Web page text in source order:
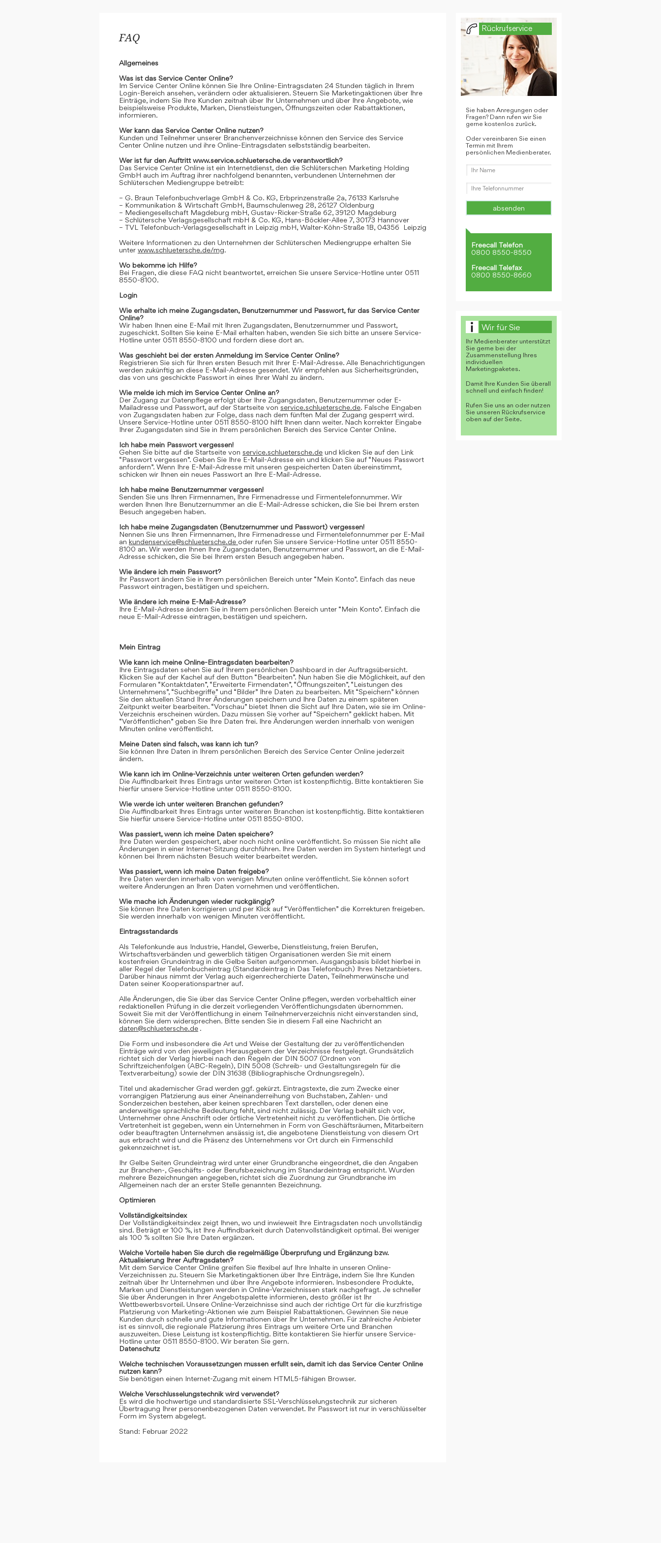
FAQ
Allgemeines
Was ist das Service Center Online?
Im Service Center Online können Sie Ihre Online-Eintragsdaten 24 Stunden täglich in Ihrem
Login-Bereich ansehen, verändern oder aktualisieren. Steuern Sie Marketingaktionen über Ihre
Einträge, indem Sie Ihre Kunden zeitnah über Ihr Unternehmen und über Ihre Angebote, wie
beispielsweise Produkte, Marken, Dienstleistungen, Öffnungszeiten oder Rabattaktionen,
informieren.
Wer kann das Service Center Online nutzen?
Kunden und Teilnehmer unserer Branchenverzeichnisse können den Service des Service
Center Online nutzen und ihre Online-Eintragsdaten selbstständig bearbeiten.
Wer ist für den Auftritt www.service.schluetersche.de verantwortlich?
Das Service Center Online ist ein Internetdienst, den die Schlüterschen Marketing Holding
GmbH auch im Auftrag ihrer nachfolgend benannten, verbundenen Unternehmen der
Schlüterschen Mediengruppe betreibt:
– G. Braun Telefonbuchverlage GmbH & Co. KG, Erbprinzenstraße 2a, 76133 Karlsruhe
– Kommunikation & Wirtschaft GmbH, Baumschulenweg 28, 26127 Oldenburg
– Mediengesellschaft Magdeburg mbH, Gustav-Ricker-Straße 62, 39120 Magdeburg
– Schlütersche Verlagsgesellschaft mbH & Co. KG, Hans-Böckler-Allee 7, 30173 Hannover
– TVL Telefonbuch-Verlagsgesellschaft in Leipzig mbH, Walter-Köhn-Straße 1B, 04356 Leipzig
Weitere Informationen zu den Unternehmen der Schlüterschen Mediengruppe erhalten Sie
unter www.schluetersche.de/mg.
Wo bekomme ich Hilfe?
Bei Fragen, die diese FAQ nicht beantwortet, erreichen Sie unsere Service-Hotline unter 0511
8550-8100.
Login
Wie erhalte ich meine Zugangsdaten, Benutzernummer und Passwort, für das Service Center
Online?
Wir haben Ihnen eine E-Mail mit Ihren Zugangsdaten, Benutzernummer und Passwort,
zugeschickt. Sollten Sie keine E-Mail erhalten haben, wenden Sie sich bitte an unsere Service-
Hotline unter 0511 8550-8100 und fordern diese dort an.
Was geschieht bei der ersten Anmeldung im Service Center Online?
Registrieren Sie sich für Ihren ersten Besuch mit Ihrer E-Mail-Adresse. Alle Benachrichtigungen
werden zukünftig an diese E-Mail-Adresse gesendet. Wir empfehlen aus Sicherheitsgründen,
das von uns geschickte Passwort in eines Ihrer Wahl zu ändern.
Wie melde ich mich im Service Center Online an?
Der Zugang zur Datenpflege erfolgt über Ihre Zugangsdaten, Benutzernummer oder E-
Mailadresse und Passwort, auf der Startseite von service.schluetersche.de. Falsche Eingaben
von Zugangsdaten haben zur Folge, dass nach dem fünften Mal der Zugang gesperrt wird.
Unsere Service-Hotline unter 0511 8550-8100 hilft Ihnen dann weiter. Nach korrekter Eingabe
Ihrer Zugangsdaten sind Sie in Ihrem persönlichen Bereich des Service Center Online.
Ich habe mein Passwort vergessen!
Gehen Sie bitte auf die Startseite von service.schluetersche.de und klicken Sie auf den Link
“Passwort vergessen”. Geben Sie Ihre E-Mail-Adresse ein und klicken Sie auf “Neues Passwort
anfordern”. Wenn Ihre E-Mail-Adresse mit unseren gespeicherten Daten übereinstimmt,
schicken wir Ihnen ein neues Passwort an Ihre E-Mail-Adresse.
Ich habe meine Benutzernummer vergessen!
Senden Sie uns Ihren Firmennamen, Ihre Firmenadresse und Firmentelefonnummer. Wir
werden Ihnen Ihre Benutzernummer an die E-Mail-Adresse schicken, die Sie bei Ihrem ersten
Besuch angegeben haben.
Ich habe meine Zugangsdaten (Benutzernummer und Passwort) vergessen!
Nennen Sie uns Ihren Firmennamen, Ihre Firmenadresse und Firmentelefonnummer per E-Mail
an kundenservice@schluetersche.de oder rufen Sie unsere Service-Hotline unter 0511 8550-
8100 an. Wir werden Ihnen Ihre Zugangsdaten, Benutzernummer und Passwort, an die E-Mail-
Adresse schicken, die Sie bei Ihrem ersten Besuch angegeben haben.
Wie ändere ich mein Passwort?
Ihr Passwort ändern Sie in Ihrem persönlichen Bereich unter “Mein Konto”. Einfach das neue
Passwort eintragen, bestätigen und speichern.
Wie ändere ich meine E-Mail-Adresse?
Ihre E-Mail-Adresse ändern Sie in Ihrem persönlichen Bereich unter “Mein Konto”. Einfach die
neue E-Mail-Adresse eintragen, bestätigen und speichern.
Mein Eintrag
Wie kann ich meine Online-Eintragsdaten bearbeiten?
Ihre Eintragsdaten sehen Sie auf Ihrem persönlichen Dashboard in der Auftragsübersicht.
Klicken Sie auf der Kachel auf den Button “Bearbeiten”. Nun haben Sie die Möglichkeit, auf den
Formularen “Kontaktdaten”, “Erweiterte Firmendaten”, “Öffnungszeiten”, “Leistungen des
Unternehmens”, “Suchbegriffe” und “Bilder” Ihre Daten zu bearbeiten. Mit “Speichern” können
Sie den aktuellen Stand Ihrer Änderungen speichern und Ihre Daten zu einem späteren
Zeitpunkt weiter bearbeiten. “Vorschau” bietet Ihnen die Sicht auf Ihre Daten, wie sie im Online-
Verzeichnis erscheinen würden. Dazu müssen Sie vorher auf “Speichern” geklickt haben. Mit
“Veröffentlichen” geben Sie Ihre Daten frei. Ihre Änderungen werden innerhalb von wenigen
Minuten online veröffentlicht.
Meine Daten sind falsch, was kann ich tun?
Sie können Ihre Daten in Ihrem persönlichen Bereich des Service Center Online jederzeit
ändern.
Wie kann ich im Online-Verzeichnis unter weiteren Orten gefunden werden?
Die Auffindbarkeit Ihres Eintrags unter weiteren Orten ist kostenpflichtig. Bitte kontaktieren Sie
hierfür unsere Service-Hotline unter 0511 8550-8100.
Wie werde ich unter weiteren Branchen gefunden?
Die Auffindbarkeit Ihres Eintrags unter weiteren Branchen ist kostenpflichtig. Bitte kontaktieren
Sie hierfür unsere Service-Hotline unter 0511 8550-8100.
Was passiert, wenn ich meine Daten speichere?
Ihre Daten werden gespeichert, aber noch nicht online veröffentlicht. So müssen Sie nicht alle
Änderungen in einer Internet-Sitzung durchführen. Ihre Daten werden im System hinterlegt und
können bei Ihrem nächsten Besuch weiter bearbeitet werden.
Was passiert, wenn ich meine Daten freigebe?
Ihre Daten werden innerhalb von wenigen Minuten online veröffentlicht. Sie können sofort
weitere Änderungen an Ihren Daten vornehmen und veröffentlichen.
Wie mache ich Änderungen wieder rückgängig?
Sie können Ihre Daten korrigieren und per Klick auf “Veröffentlichen” die Korrekturen freigeben.
Sie werden innerhalb von wenigen Minuten veröffentlicht.
Eintragsstandards
Als Telefonkunde aus Industrie, Handel, Gewerbe, Dienstleistung, freien Berufen,
Wirtschaftsverbänden und gewerblich tätigen Organisationen werden Sie mit einem
kostenfreien Grundeintrag in die Gelbe Seiten aufgenommen. Ausgangsbasis bildet hierbei in
aller Regel der Telefonbucheintrag (Standardeintrag in Das Telefonbuch) Ihres Netzanbieters.
Darüber hinaus nimmt der Verlag auch eigenrecherchierte Daten, Teilnehmerwünsche und
Daten seiner Kooperationspartner auf.
Alle Änderungen, die Sie über das Service Center Online pflegen, werden vorbehaltlich einer
redaktionellen Prüfung in die derzeit vorliegenden Veröffentlichungsdaten übernommen.
Soweit Sie mit der Veröffentlichung in einem Teilnehmerverzeichnis nicht einverstanden sind,
können Sie dem widersprechen. Bitte senden Sie in diesem Fall eine Nachricht an
daten@schluetersche.de .
Die Form und insbesondere die Art und Weise der Gestaltung der zu veröffentlichenden
Einträge wird von den jeweiligen Herausgebern der Verzeichnisse festgelegt. Grundsätzlich
richtet sich der Verlag hierbei nach den Regeln der DIN 5007 (Ordnen von
Schriftzeichenfolgen (ABC-Regeln), DIN 5008 (Schreib- und Gestaltungsregeln für die
Textverarbeitung) sowie der DIN 31638 (Bibliographische Ordnungsregeln).
Titel und akademischer Grad werden ggf. gekürzt. Eintragstexte, die zum Zwecke einer
vorrangigen Platzierung aus einer Aneinanderreihung von Buchstaben, Zahlen- und
Sonderzeichen bestehen, aber keinen sprechbaren Text darstellen, oder denen eine
anderweitige sprachliche Bedeutung fehlt, sind nicht zulässig. Der Verlag behält sich vor,
Unternehmer ohne Anschrift oder örtliche Vertretenheit nicht zu veröffentlichen. Die örtliche
Vertretenheit ist gegeben, wenn ein Unternehmen in Form von Geschäftsräumen, Mitarbeitern
oder beauftragten Unternehmen ansässig ist, die angebotene Dienstleistung von diesem Ort
aus erbracht wird und die Präsenz des Unternehmens vor Ort durch ein Firmenschild
gekennzeichnet ist.
Ihr Gelbe Seiten Grundeintrag wird unter einer Grundbranche eingeordnet, die den Angaben
zur Branchen-, Geschäfts- oder Berufsbezeichnung im Standardeintrag entspricht. Wurden
mehrere Bezeichnungen angegeben, richtet sich die Zuordnung zur Grundbranche im
Allgemeinen nach der an erster Stelle genannten Bezeichnung.
Optimieren
Vollständigkeitsindex
Der Vollständigkeitsindex zeigt Ihnen, wo und inwieweit Ihre Eintragsdaten noch unvollständig
sind. Beträgt er 100 %, ist Ihre Auffindbarkeit durch Datenvollständigkeit optimal. Bei weniger
als 100 % sollten Sie Ihre Daten ergänzen.
Welche Vorteile haben Sie durch die regelmäßige Überprüfung und Ergänzung bzw.
Aktualisierung Ihrer Auftragsdaten?
Mit dem Service Center Online greifen Sie flexibel auf Ihre Inhalte in unseren Online-
Verzeichnissen zu. Steuern Sie Marketingaktionen über Ihre Einträge, indem Sie Ihre Kunden
zeitnah über Ihr Unternehmen und über Ihre Angebote informieren. Insbesondere Produkte,
Marken und Dienstleistungen werden in Online-Verzeichnissen stark nachgefragt. Je schneller
Sie über Änderungen in Ihrer Angebotspalette informieren, desto größer ist Ihr
Wettbewerbsvorteil. Unsere Online-Verzeichnisse sind auch der richtige Ort für die kurzfristige
Platzierung von Marketing-Aktionen wie zum Beispiel Rabattaktionen. Gewinnen Sie neue
Kunden durch schnelle und gute Informationen über Ihr Unternehmen. Für zahlreiche Anbieter
ist es sinnvoll, die regionale Platzierung ihres Eintrags um weitere Orte und Branchen
auszuweiten. Diese Leistung ist kostenpflichtig. Bitte kontaktieren Sie hierfür unsere Service-
Hotline unter 0511 8550-8100. Wir beraten Sie gern.
Datenschutz
Welche technischen Voraussetzungen müssen erfüllt sein, damit ich das Service Center Online
nutzen kann?
Sie benötigen einen Internet-Zugang mit einem HTML5-fähigen Browser.
Welche Verschlüsselungstechnik wird verwendet?
Es wird die hochwertige und standardisierte SSL-Verschlüsselungstechnik zur sicheren
Übertragung Ihrer personenbezogenen Daten verwendet. Ihr Passwort ist nur in verschlüsselter
Form im System abgelegt.
Stand: Februar 2022
Rückrufservice
Sie haben Anregungen oder
Fragen? Dann rufen wir Sie
gerne kostenlos zurück.
Oder vereinbaren Sie einen
Termin mit Ihrem
persönlichen Medienberater.
Freecall Telefon
0800 8550-8550
Freecall Telefax
0800 8550-8660
Wir für Sie
Ihr Medienberater unterstützt
Sie gerne bei der
Zusammenstellung Ihres
individuellen
Marketingpaketes.
Damit Ihre Kunden Sie überall
schnell und einfach finden!
Rufen Sie uns an oder nutzen
Sie unseren Rückrufservice
oben auf der Seite.